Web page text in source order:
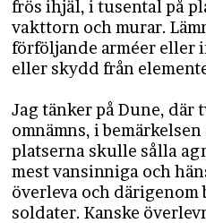
frös ihjäl, i tusental på
vakttorn och murar.
förföljande arméer eller
eller skydd från
Jag tänker på Dune, där
omnämns, i
platserna skulle sålla
mest vansinniga och
överleva och
soldater. Kanske